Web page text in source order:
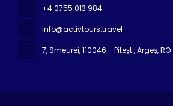
+4 0755 013 984
info@activtours.travel
7, Smeurei, 110046 - Pitești, Argeș, RO